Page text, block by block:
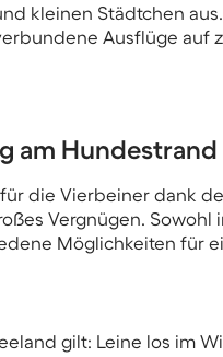
kleinen Städtchen
Ausflüge auf
am Hundestrand
die Vierbeiner dank
Vergnügen. Sowohl
Möglichkeiten für
gilt: Leine los im